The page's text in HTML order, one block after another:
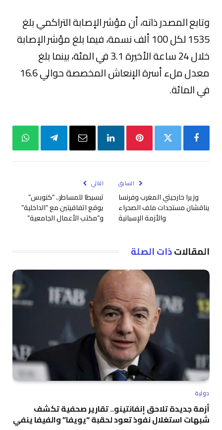
وتابع المصدر ذاته، أن مؤشر الإصابة التراكمي بلغ
1535 لكل 100 ألف نسمة، فيما بلغ مؤشر الإصابة
خلال 24 ساعة الأخيرة 3.1 في المئة، بينما بلغ
معدل ملء أسرة الإنعاش المخصصة حوالي 16.6
في المائة.
السابق
وزيرا خارجيتي المغرب وفرنسا
يناقشان مستجدات ملف الصحراء
والأزمة الإسبانية
التالي
تبسيطا للمساطر.. “كنوبس”
يوقع اتفاقيتين مع “الداخلية”
و”مكتب الأعمال الجامعية”
المقالاتذات الصلة
دولية
أزمة جديدة تلاحق إنفانتينو.. تقارير صحفية تكشف
شبهات استغلال نفوذ تعود لحقبة “يويفا” والفيفا ينفي